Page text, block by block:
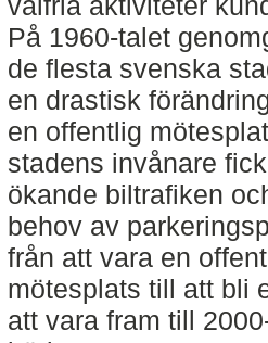
På 1960-talet
de flesta svenska
en drastisk
en offentlig
stadens invånare
ökande biltrafiken
behov av
från att vara en
mötesplats till att bli
att vara fram till